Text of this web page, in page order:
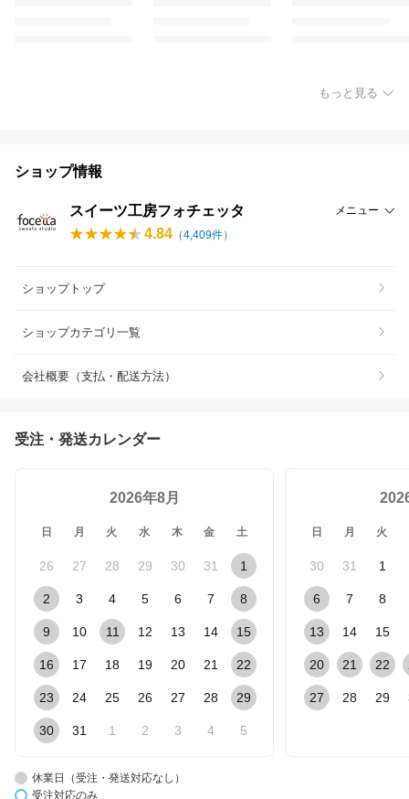
もっと見る
ショップ情報
スイーツ工房フォチェッタ メニュー
4.84 （4,409件）
ショップトップ
ショップカテゴリ一覧
会社概要（支払・配送方法）
受注・発送カレンダー
2026年8月
日 月 火 水 木 金 土
26 27 28 29 30 31 1
2 3 4 5 6 7 8
9 10 11 12 13 14 15
16 17 18 19 20 21 22
23 24 25 26 27 28 29
30 31 1 2 3 4 5
日 月 火
30 31 1
6 7 8
13 14 15
20 21 22
27 28 29
休業日（受注・発送対応なし）
受注対応のみ